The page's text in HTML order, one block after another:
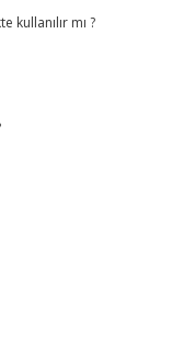
kullanılır mı ?